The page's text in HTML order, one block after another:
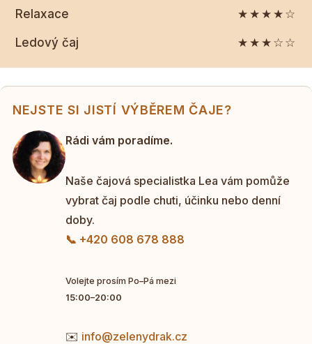
Relaxace ★★★★☆
Ledový čaj ★★★☆☆
NEJSTE SI JISTÍ VÝBĚREM ČAJE?
Rádi vám poradíme.
Naše čajová specialistka Lea vám pomůže
vybrat čaj podle chuti, účinku nebo denní
doby.
📞 +420 608 678 888
Volejte prosím Po–Pá mezi
15:00–20:00
✉️ info@zelenydrak.cz